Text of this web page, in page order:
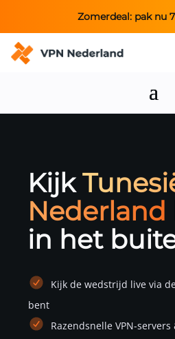
Zomerdeal: pak nu
Kijk
Nederland
in het
Kijk de wedstrijd live via
bent
Razendsnelle VPN-